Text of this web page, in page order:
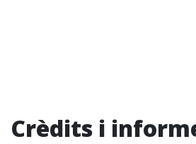
Crèdits i